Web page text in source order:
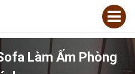
Làm Ấm Phòng